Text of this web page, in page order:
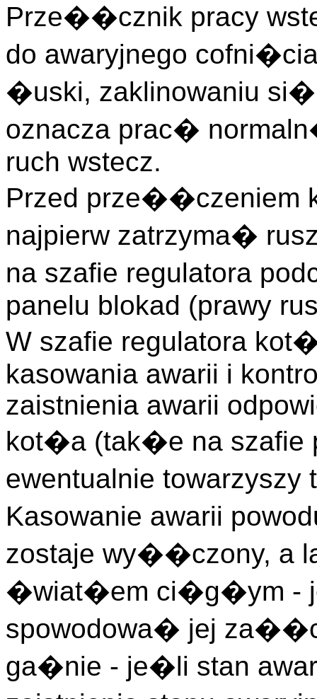
Prze��cznik pracy
do awaryjnego
�uski, zaklinowaniu
oznacza prac�
ruch wstecz.
Przed prze��czeniem
najpierw zatrzyma�
na szafie regulatora
panelu blokad (prawy
W szafie regulatora
kasowania awarii i
zaistnienia awarii
kot�a (tak�e na szafie
ewentualnie
Kasowanie awarii
zostaje wy��czony, a
�wiat�em ci�g�ym -
spowodowa� jej
ga�nie - je�li stan